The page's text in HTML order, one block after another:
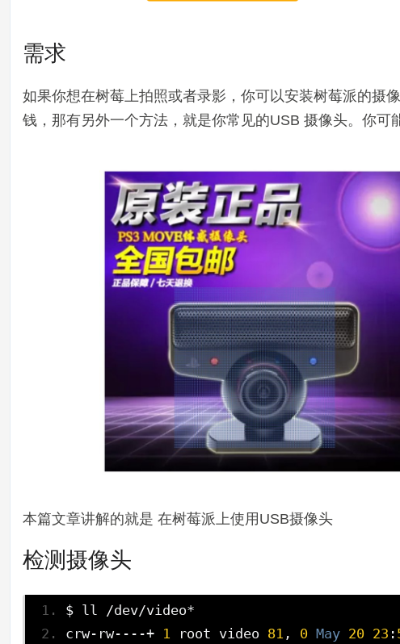
需求
如果你想在树莓上拍照或者录影，你可以安装树莓派的摄
钱，那有另外一个方法，就是你常见的USB 摄像头。你
本篇文章讲解的就是 在树莓派上使用USB摄像头
检测摄像头
$ ll /dev/video*
crw- rw----+ 1 root video 81 , 0 May 20 23 :